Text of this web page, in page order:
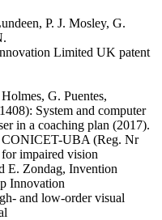
P. J. Mosley, G.
Limited UK patent
G. Puentes,
System and computer
in a coaching plan (2017).
CONICET-UBA (Reg. Nr
impaired vision
E. Zondag, Invention
Innovation
and low-order visual